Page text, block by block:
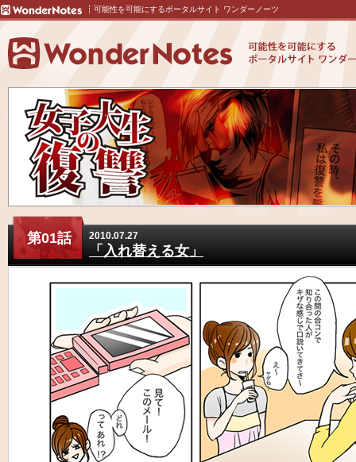
可能性を可能にするポータルサイト ワンダーノーツ
第01話 2010.07.27
「入れ替える女」